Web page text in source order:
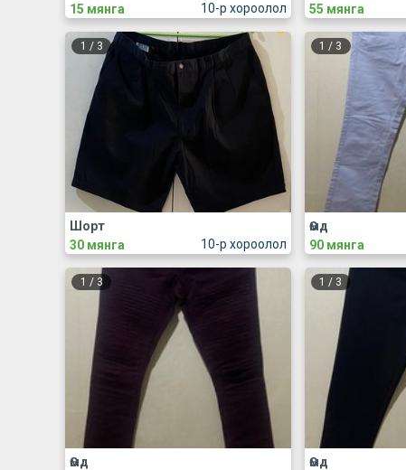
10-р хороолол
15 мянга
55 мянга
1 / 3
10-р хороолол
Шорт
30 мянга
1 / 3
Өмд
90 мянга
1 / 3
Өмд
1 / 3
Өмд